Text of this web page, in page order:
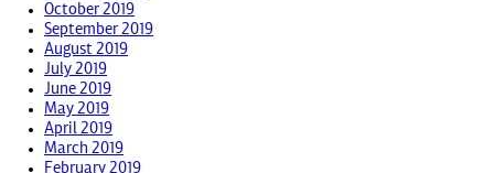
October 2019
September 2019
August 2019
July 2019
June 2019
May 2019
April 2019
March 2019
February 2019